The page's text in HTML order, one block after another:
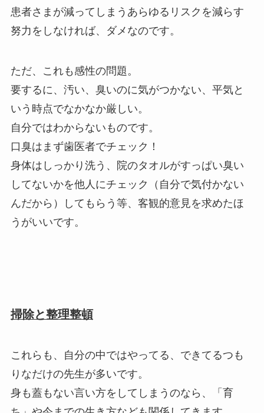
患者さまが減ってしまうあらゆるリスクを減らす
努力をしなければ、ダメなのです。
ただ、これも感性の問題。
要するに、汚い、臭いのに気がつかない、平気と
いう時点でなかなか厳しい。
自分ではわからないものです。
口臭はまず歯医者でチェック！
身体はしっかり洗う、院のタオルがすっぱい臭い
してないかを他人にチェック（自分で気付かない
んだから）してもらう等、客観的意見を求めたほ
うがいいです。
掃除と整理整頓
これらも、自分の中ではやってる、できてるつも
りなだけの先生が多いです。
身も蓋もない言い方をしてしまうのなら、「育